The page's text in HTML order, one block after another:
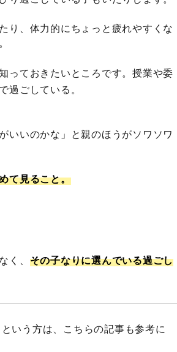
り、体力的にちょっと疲れやすくな
っておきたいところです。授業や委
過ごしている。
いいのかな」と親のほうがソワソワ
て見ること。
く、 その子なりに選んでいる過ごし
いう方は、こちらの記事も参考に